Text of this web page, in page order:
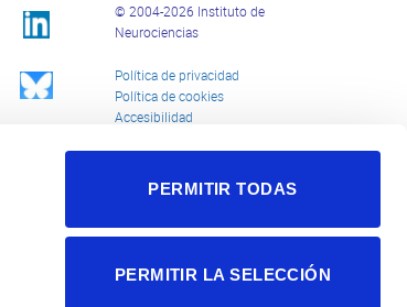
PERMITIR TODAS
PERMITIR LA SELECCIÓN
© 2004-2026 Instituto de
Neurociencias
Política de privacidad
Política de cookies
Accesibilidad